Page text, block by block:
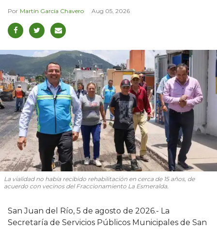
Martín García Chavero Aug 05, 2026
La vialidad no había recibido rehabilitación en cerca de 15 años, de
acuerdo con vecinos del Fraccionamiento La Esmeralda.
San Juan del Río, 5 de agosto de 2026.- La
Secretaría de Servicios Públicos Municipales de San